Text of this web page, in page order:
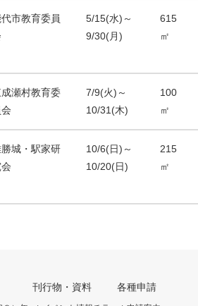
市教育委員
5/15(水)～
9/30(月)
615
㎡
瀬村教育委
7/9(火)～
10/31(木)
100
㎡
城・駅家研
10/6(日)～
10/20(日)
215
㎡
刊行物・資料 各種申請